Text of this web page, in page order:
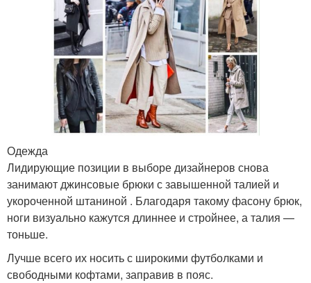
Одежда
Лидирующие позиции в выборе дизайнеров снова
занимают джинсовые брюки с завышенной талией и
укороченной штаниной . Благодаря такому фасону брюк,
ноги визуально кажутся длиннее и стройнее, а талия —
тоньше.
Лучше всего их носить с широкими футболками и
свободными кофтами, заправив в пояс.